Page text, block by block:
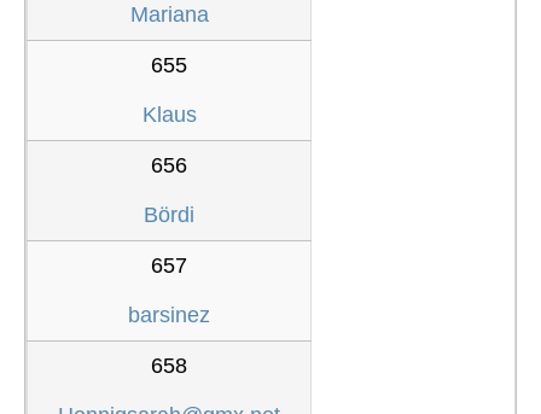
Mariana
655
Klaus
656
Bördi
657
barsinez
658